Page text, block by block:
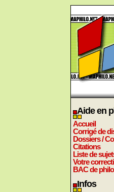
Aide en
Accueil
Corrigé de
Dossiers /
Citations
Liste de
Votre
BAC de philo
Infos